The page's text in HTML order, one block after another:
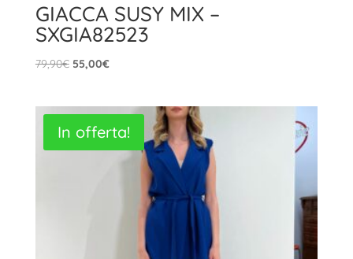
GIACCA SUSY MIX –
SXGIA82523
79,90€ Il
era:
79,90€.
55,00€Il
è:
55,00€.
In offerta!